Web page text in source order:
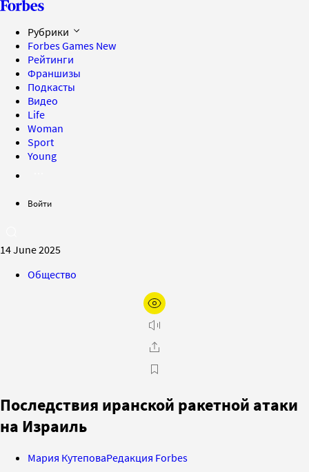
Рубрики
Forbes Games New
Рейтинги
Франшизы
Подкасты
Видео
Life
Woman
Sport
Young
Войти
14 June 2025
Общество
Последствия иранской ракетной атаки
на Израиль
Мария КутеповаРедакция Forbes